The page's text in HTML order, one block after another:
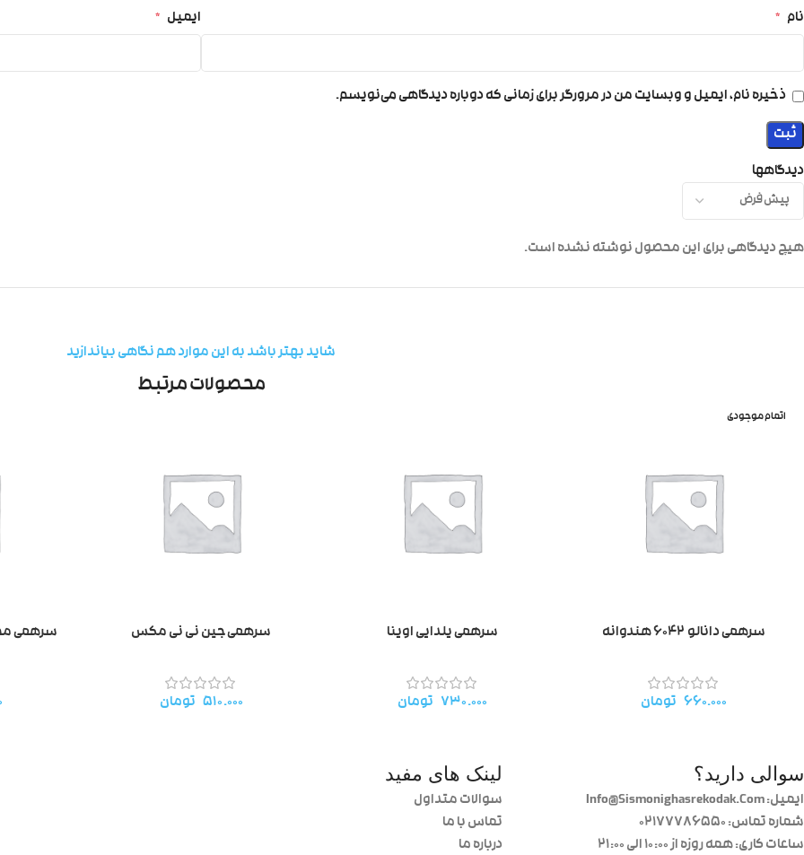
دیدگاهها
هیچ دیدگاهی برای این محصول نوشته نشده است.
نام * ایمیل *
ذخیره نام، ایمیل و وبسایت من در مرورگر برای زمانی که دوباره دیدگاهی می‌نویسم.
شاید بهتر باشد به این موارد هم نگاهی بیاندازید
محصولات مرتبط
اتمام موجودی
سرهمی دانالو ۶۰۴۲ هندوانه
۶۶۰.۰۰۰ تومان
سرهمی یلدایی اوینا
۷۳۰.۰۰۰ تومان
سرهمی جین نی نی مکس
۵۱۰.۰۰۰ تومان
سرهمی
سوالی دارید؟
ایمیل: Info@Sismonighasrekodak.Com
شماره تماس: 02177786550
ساعات کاری: همه روزه از ۱۰:۰۰ الی ۲۱:۰۰
لینک های مفید
سوالات متداول
تماس با ما
درباره ما